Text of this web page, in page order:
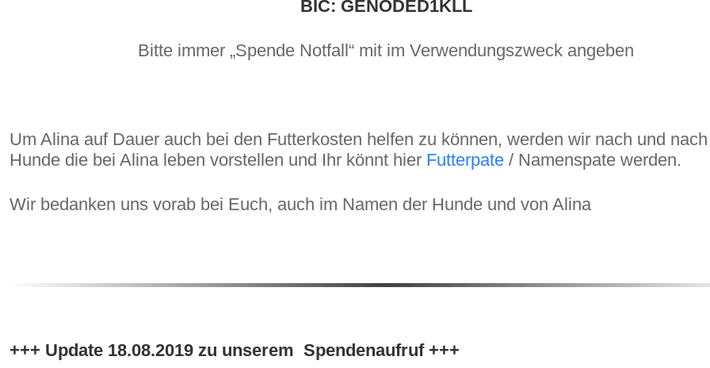
BIC: GENODED1KLL
Bitte immer „Spende Notfall“ mit im Verwendungszweck angeben
Um Alina auf Dauer auch bei den Futterkosten helfen zu können, werden wir nach und
Hunde die bei Alina leben vorstellen und Ihr könnt hier Futterpate / Namenspate werden.
Wir bedanken uns vorab bei Euch, auch im Namen der Hunde und von Alina
+++ Update 18.08.2019 zu unserem Spendenaufruf +++